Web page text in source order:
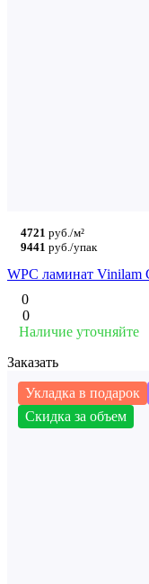
4721 руб./м²
9441 руб./упак
WPC ламинат Vinilam
0
0
Наличие уточняйте
Заказать
Укладка в подарок
Скидка за объем